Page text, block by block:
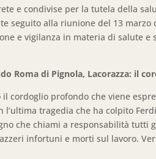
e condivise per la tutela della
seguito alla riunione del 13 marzo
e vigilanza in materia di salute e
Roma di Pignola, Lacorazza: il
cordoglio profondo che viene
l’ultima tragedia che ha colpito
che chiami a responsabilità tutti
infortuni e morti sul lavoro.